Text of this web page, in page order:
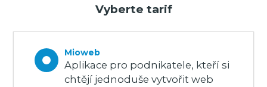
Vyberte tarif
Mioweb
Aplikace pro podnikatele, kteří si
chtějí jednoduše vytvořit web